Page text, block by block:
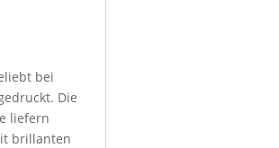
bei
Die
liefern
brillanten